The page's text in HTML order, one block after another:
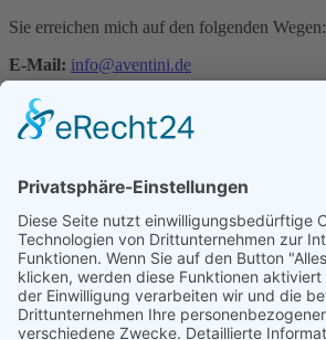
Sie erreichen mich auf den folgenden Wegen:
E-Mail: info@aventini.de
Telefon: +49 7161 97885-0
aventini GmbH
Manfred-Wörner-Straße 115
73037 Göppingen
+49 7161 97885-0
info@aventini.de
Quicklinks